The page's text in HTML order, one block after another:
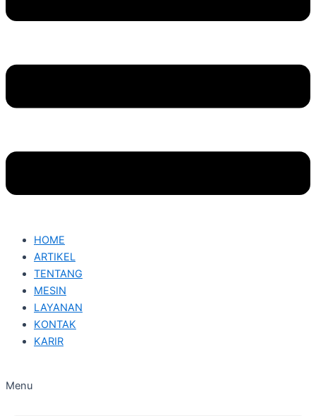
HOME
ARTIKEL
TENTANG
MESIN
LAYANAN
KONTAK
KARIR
Menu